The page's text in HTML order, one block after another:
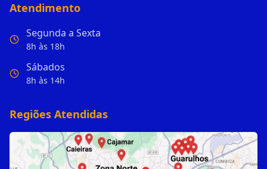
Atendimento
Segunda a Sexta
8h às 18h
Sábados
8h às 14h
Regiões Atendidas